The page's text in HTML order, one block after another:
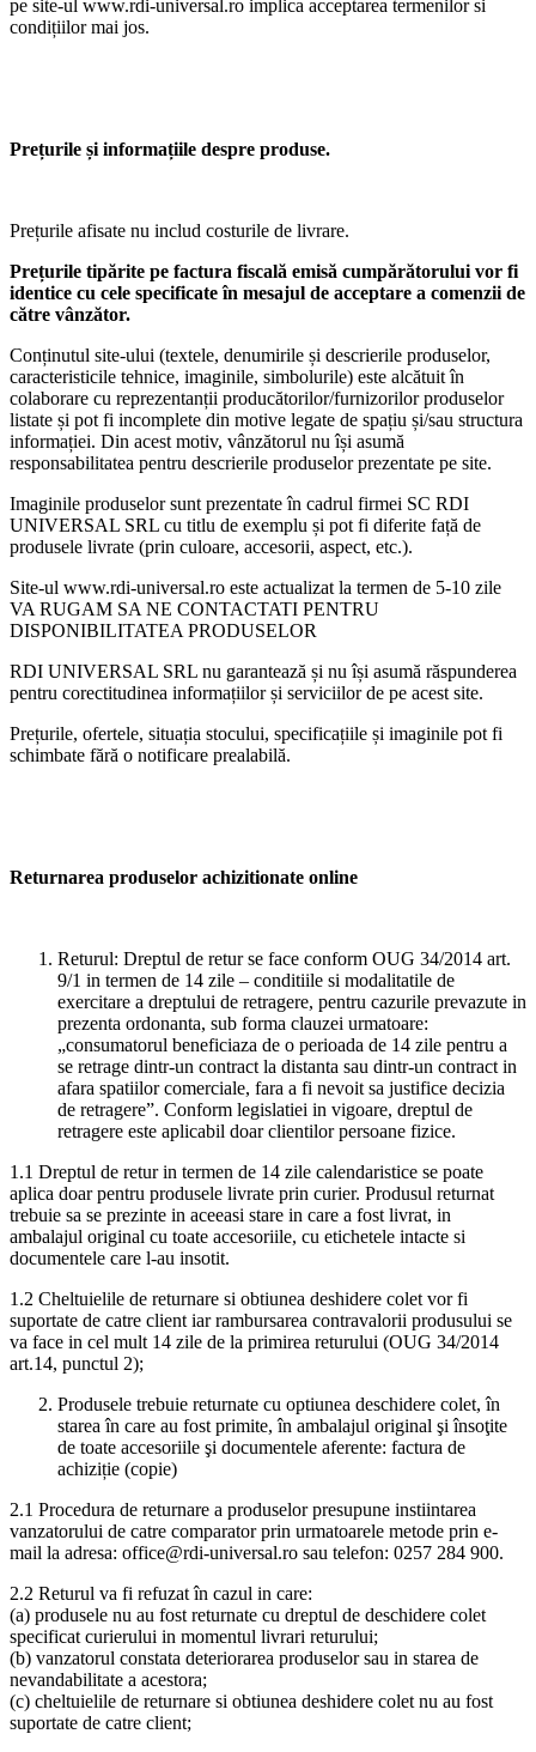
pe site-ul www.rdi-universal.ro implica acceptarea termenilor si
condițiilor mai jos.
Prețurile și informațiile despre produse.
Prețurile afisate nu includ costurile de livrare.
Prețurile tipărite pe factura fiscală emisă cumpărătorului vor fi
identice cu cele specificate în mesajul de acceptare a comenzii de
către vânzător.
Conținutul site-ului (textele, denumirile și descrierile produselor,
caracteristicile tehnice, imaginile, simbolurile) este alcătuit în
colaborare cu reprezentanții producătorilor/furnizorilor produselor
listate și pot fi incomplete din motive legate de spațiu și/sau structura
informației. Din acest motiv, vânzătorul nu își asumă
responsabilitatea pentru descrierile produselor prezentate pe site.
Imaginile produselor sunt prezentate în cadrul firmei SC RDI
UNIVERSAL SRL cu titlu de exemplu și pot fi diferite față de
produsele livrate (prin culoare, accesorii, aspect, etc.).
Site-ul www.rdi-universal.ro este actualizat la termen de 5-10 zile
VA RUGAM SA NE CONTACTATI PENTRU
DISPONIBILITATEA PRODUSELOR
RDI UNIVERSAL SRL nu garantează și nu își asumă răspunderea
pentru corectitudinea informațiilor și serviciilor de pe acest site.
Prețurile, ofertele, situația stocului, specificațiile și imaginile pot fi
schimbate fără o notificare prealabilă.
Returnarea produselor achizitionate online
Returul: Dreptul de retur se face conform OUG 34/2014 art.
9/1 in termen de 14 zile – conditiile si modalitatile de
exercitare a dreptului de retragere, pentru cazurile prevazute in
prezenta ordonanta, sub forma clauzei urmatoare:
„consumatorul beneficiaza de o perioada de 14 zile pentru a
se retrage dintr-un contract la distanta sau dintr-un contract in
afara spatiilor comerciale, fara a fi nevoit sa justifice decizia
de retragere”. Conform legislatiei in vigoare, dreptul de
retragere este aplicabil doar clientilor persoane fizice.
1.1 Dreptul de retur in termen de 14 zile calendaristice se poate
aplica doar pentru produsele livrate prin curier. Produsul returnat
trebuie sa se prezinte in aceeasi stare in care a fost livrat, in
ambalajul original cu toate accesoriile, cu etichetele intacte si
documentele care l-au insotit.
1.2 Cheltuielile de returnare si obtiunea deshidere colet vor fi
suportate de catre client iar rambursarea contravalorii produsului se
va face in cel mult 14 zile de la primirea returului (OUG 34/2014
art.14, punctul 2);
Produsele trebuie returnate cu optiunea deschidere colet, în
starea în care au fost primite, în ambalajul original şi însoţite
de toate accesoriile şi documentele aferente: factura de
achiziție (copie)
2.1 Procedura de returnare a produselor presupune instiintarea
vanzatorului de catre comparator prin urmatoarele metode prin e-
mail la adresa: office@rdi-universal.ro sau telefon: 0257 284 900.
2.2 Returul va fi refuzat în cazul in care:
(a) produsele nu au fost returnate cu dreptul de deschidere colet
specificat curierului in momentul livrari returului;
(b) vanzatorul constata deteriorarea produselor sau in starea de
nevandabilitate a acestora;
(c) cheltuielile de returnare si obtiunea deshidere colet nu au fost
suportate de catre client;